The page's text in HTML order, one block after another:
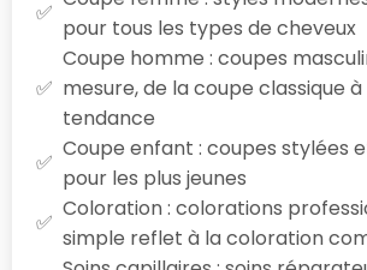
pour tous les types de cheveux
Coupe homme : coupes
mesure, de la coupe classique
tendance
Coupe enfant : coupes stylées
pour les plus jeunes
Coloration : colorations
simple reflet à la coloration